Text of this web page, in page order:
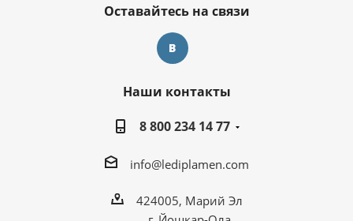
Оставайтесь на связи
Наши контакты
8 800 234 14 77
info@lediplamen.com
424005, Марий Эл